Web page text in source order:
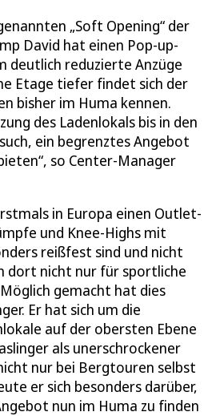
„Soft Opening“ der
David hat einen Pop-up-
deutlich reduzierte Anzüge
Etage tiefer findet sich der
bisher im Huma kennen.
des Ladenlokals bis in den
ein begrenztes Angebot
so Center-Manager
in Europa einen Outlet-
und Knee-Highs mit
reißfest sind und nicht
dort nicht nur für sportliche
gemacht hat dies
Er hat sich um die
auf der obersten Ebene
als unerschrockener
nur bei Bergtouren selbst
er sich besonders darüber,
nun im Huma zu finden